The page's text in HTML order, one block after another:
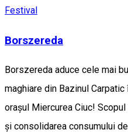
Festival
Borszereda
Borszereda aduce cele mai
maghiare din Bazinul
orașul Miercurea Ciuc!
și consolidarea consumului